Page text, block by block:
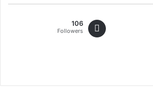
106
Followers